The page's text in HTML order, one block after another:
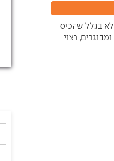
בגלל שהכיס
רצוי